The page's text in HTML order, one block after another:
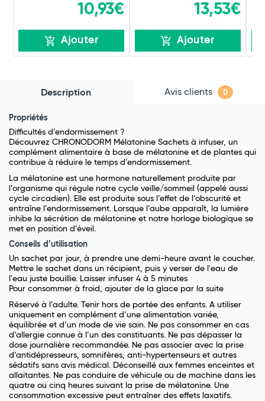
10,93€
Ajouter
13,53€
Ajouter
Description Avis clients 0
Propriétés
Difficultés d’endormissement ?
Découvrez CHRONODORM Mélatonine Sachets à infuser, un
complément alimentaire à base de mélatonine et de plantes qui
contribue à réduire le temps d’endormissement.
La mélatonine est une hormone naturellement produite par
l’organisme qui régule notre cycle veille/sommeil (appelé aussi
cycle circadien). Elle est produite sous l’effet de l’obscurité et
entraîne l’endormissement. Lorsque l’aube apparaît, la lumière
inhibe la sécrétion de mélatonine et notre horloge biologique se
met en position d’éveil.
Conseils d’utilisation
Un sachet par jour, à prendre une demi-heure avant le coucher.
Mettre le sachet dans un récipient, puis y verser de l'eau de
l'eau juste bouillie. Laisser infuser 4 à 5 minutes
Pour consommer à froid, ajouter de la glace par la suite
Réservé à l’adulte. Tenir hors de portée des enfants. A utiliser
uniquement en complément d’une alimentation variée,
équilibrée et d’un mode de vie sain. Ne pas consommer en cas
d’allergie connue à l’un des constituants. Ne pas dépasser la
dose journalière recommandée. Ne pas associer avec la prise
d’antidépresseurs, somnifères, anti-hypertenseurs et autres
sédatifs sans avis médical. Déconseillé aux femmes enceintes et
allaitantes. Ne pas conduire de véhicule ou de machine dans les
quatre ou cinq heures suivant la prise de mélatonine. Une
consommation excessive peut entraîner des effets laxatifs.